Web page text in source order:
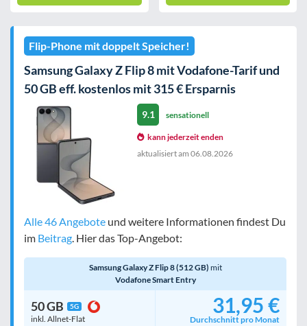
Flip-Phone mit doppelt Speicher!
Samsung Galaxy Z Flip 8 mit Vodafone-Tarif und
50 GB eff. kostenlos mit 315 € Ersparnis
9.1 sensationell
kann jederzeit enden
aktualisiert am 06.08.2026
Alle 46 Angebote und weitere Informationen findest Du
im Beitrag. Hier das Top-Angebot:
Samsung Galaxy Z Flip 8 (512 GB) mit
Vodafone Smart Entry
50 GB 5G
inkl. Allnet-Flat
31,95 €
Durchschnitt pro Monat